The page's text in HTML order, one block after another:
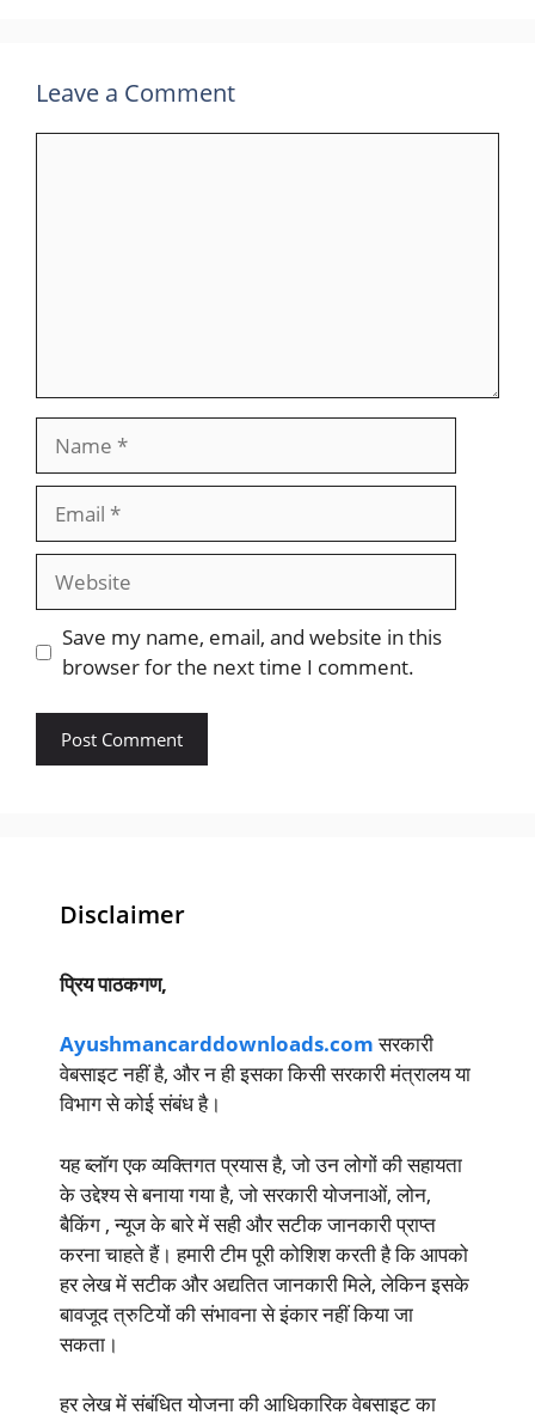
Leave a Comment
Website
Save my name, email, and website in this
browser for the next time I comment.
Disclaimer
प्रिय पाठकगण,
Ayushmancarddownloads.comसरकारी
वेबसाइट नहीं है, और न ही इसका किसी सरकारी मंत्रालय या
विभाग से कोई संबंध है।
यह ब्लॉग एक व्यक्तिगत प्रयास है, जो उन लोगों की सहायता
के उद्देश्य से बनाया गया है, जो सरकारी योजनाओं, लोन,
बैकिंग , न्यूज के बारे में सही और सटीक जानकारी प्राप्त
करना चाहते हैं। हमारी टीम पूरी कोशिश करती है कि आपको
हर लेख में सटीक और अद्यतित जानकारी मिले, लेकिन इसके
बावजूद त्रुटियों की संभावना से इंकार नहीं किया जा
सकता।
हर लेख में संबंधित योजना की आधिकारिक वेबसाइट का